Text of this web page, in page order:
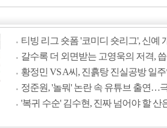
티빙 리그 숏폼 '코미디 숏리그', 신예
갈수록 더 외면받는 고영욱의 저격,
황정민 VS A씨, 진흙탕 진실공방 일
정준원, '놀뭐' 논란 속 유튜브 출연…
'복귀 수순' 김수현, 진짜 넘어야 할 산